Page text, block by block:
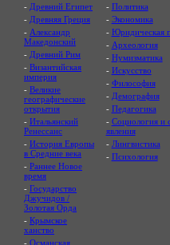
- Древний Египет
- Древняя Греция
- Александр
Македонский
- Древний Рим
- Византийская
империя
- Великие
географические
открытия
- Итальянский
Ренессанс
- История Европы
в Средние века
- Раннее Новое
время
- Государство
Джучидов /
Золотая Орда
- Крымское
ханство
- Османская
- Политика
- Экономика
- Юридическая
- Археология
- Нумизматика
- Искусство
- Философия
- Демография
- Педагогика
- Социология и
явления
- Лингвистика
- Психология